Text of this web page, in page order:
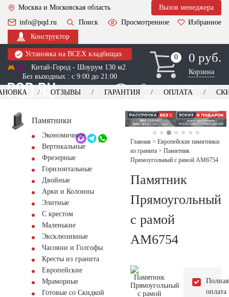
Москва и Московская область
Вызов менеджера
info@pqd.ru
Поиск Просмотренное
Избранное
Конструктор
Установка на ВСЕХ кладбищах
Китай-Город - Шоурум 130 м2
Без выходных : с 9:00 до 21:00
0
0 0 руб.
Корзина
Выезд менеджера для
оформления заказа
+7 (495) 518-44-23
Обратный звонок
ОТЗЫВЫ ГАРАНТИЯ ОПЛАТА
Памятники
Экономичные
Вертикальные
Фрезерные
Горизонтальные
Двойные
Арки и Колонны
Элитные
С крестом
Маленькие
Эксклюзивные
Часовни и Голгофы
Кресты из гранита
Европейские
Мраморные
Готовые со Скидкой
Главная > Европейские памятники
из гранита > Памятник
Прямоугольный с рамой AM6754
Памятник
Прямоугольный
с рамой
AM6754
Полная
оплата